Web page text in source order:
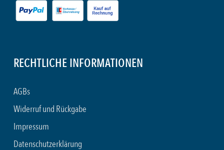
RECHTLICHE INFORMATIONEN
AGBs
Widerruf und Rückgabe
Impressum
Datenschutzerklärung